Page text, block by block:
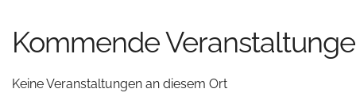
Kommende
Keine Veranstaltungen an diesem Ort